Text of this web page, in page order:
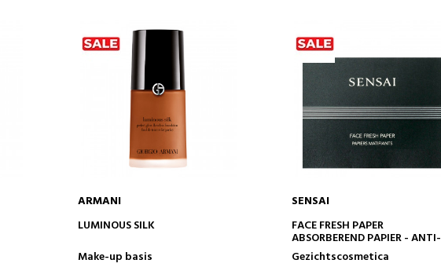
IN WINKELWAGEN
ARMANI
LUMINOUS SILK
Make-up basis
IN WINKELWAGEN
SENSAI
FACE FRESH PAPER
ABSORBEREND PAPIER - ANTI-
GLANZEND
Gezichtscosmetica